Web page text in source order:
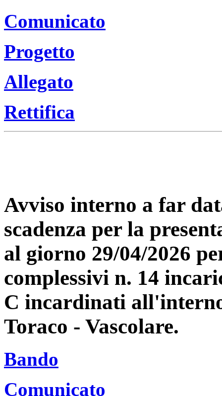
Comunicato
Progetto
Allegato
Rettifica
Avviso interno a far
scadenza per la
al giorno 29/04/2026
complessivi n. 14
C incardinati
Toraco - Vascolare.
Bando
Comunicato